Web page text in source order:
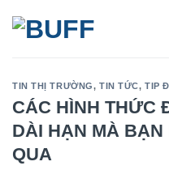
qua
TIN THỊ TRƯỜNG, TIN TỨC,TIP
CÁC HÌNH THỨC
DÀI HẠN MÀ
QUA